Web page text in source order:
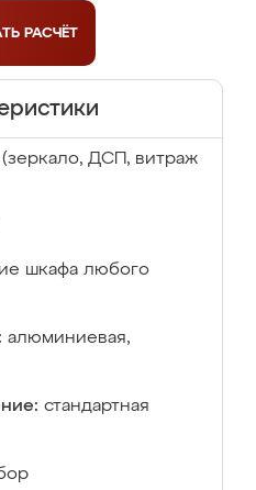
РАСЧЁТ
ДСП, витраж
шкафа любого
алюминиевая,
стандартная